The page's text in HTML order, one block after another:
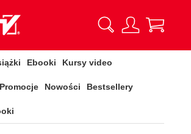
Ebooki Kursy video
Promocje Nowości Bestsellery